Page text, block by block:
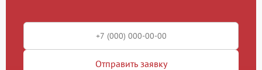
Отправить заявку